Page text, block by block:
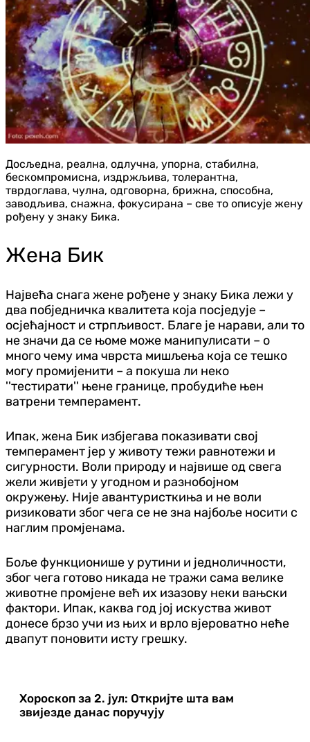
Досљедна, реална, одлучна, упорна, стабилна,
бескомпромисна, издржљива, толерантна,
тврдоглава, чулна, одговорна, брижна, способна,
заводљива, снажна, фокусирана – све то описује жену
рођену у знаку Бика.
Жена Бик
Највећа снага жене рођене у знаку Бика лежи у
два побједничка квалитета која посједује –
осјећајност и стрпљивост. Благе је нарави, али то
не значи да се њоме може манипулисати – о
много чему има чврста мишљења која се тешко
могу промијенити – а покуша ли неко
''тестирати'' њене границе, пробудиће њен
ватрени темперамент.
Ипак, жена Бик избјегава показивати свој
темперамент јер у животу тежи равнотежи и
сигурности. Воли природу и највише од свега
жели живјети у угодном и разнобојном
окружењу. Није авантуристкиња и не воли
ризиковати због чега се не зна најбоље носити с
наглим промјенама.
Боље функционише у рутини и једноличности,
због чега готово никада не тражи сама велике
животне промјене већ их изазову неки вањски
фактори. Ипак, каква год јој искуства живот
донесе брзо учи из њих и врло вјероватно неће
двапут поновити исту грешку.
Хороскоп за 2. јул: Откријте шта вам
звијезде данас поручују